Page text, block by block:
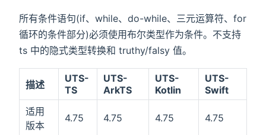
所有条件语句(if、while、do-while、三元运算符、for
循环的条件部分)必须使用布尔类型作为条件。不支持
ts 中的隐式类型转换和 truthy/falsy 值。
描述
UTS-
TS
UTS-
ArkTS
UTS-
Kotlin
UTS-
Swift
适用
版本
4.75 4.75 4.75 4.75